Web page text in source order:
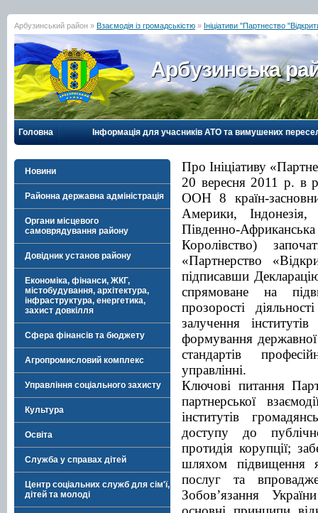
Арбузинський район » Взаємодія із громадськістю » Ініціативи "Партнество
Арбузинська
Головна Інформація для учасників АТО та вимушених
Новини
Районна державна адміністрація
Органи місцевого
самоврядування району
Довідник установ району
Економіка, фінанси, ЖКГ,
містобудування, архітектура,
інфраструктура, енергетика,
захист довкілля
Сфера фінансів та бюджету
Агропромисловий комплекс
Управління соціального захисту
Культура
Освіта
Служба у справах дітей
Центр соціальних служб для сім'ї,
дітей та молоді
Про Ініціативу
20 вересня 2011 р. в
ООН 8 країн-
Америки,
Південно-
Королівство)
«Партнерство
підписавши
спрямоване на
прозорості
залучення
формування
стандартів
управлінні.
Ключові питання
партнерської
інститутів
доступу до
протидія корупції;
шляхом підвищення
послуг та
Зобов’язання